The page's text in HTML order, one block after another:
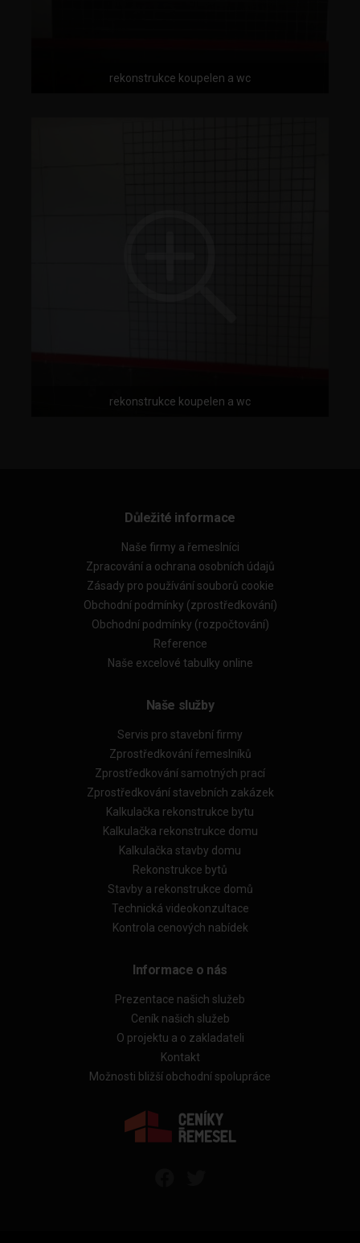
rekonstrukce koupelen a wc
rekonstrukce koupelen a wc
Důležité informace
Naše firmy a řemeslníci
Zpracování a ochrana osobních údajů
Zásady pro používání souborů cookie
Obchodní podmínky (zprostředkování)
Obchodní podmínky (rozpočtování)
Reference
Naše excelové tabulky online
Naše služby
Servis pro stavební firmy
Zprostředkování řemeslníků
Zprostředkování samotných prací
Zprostředkování stavebních zakázek
Kalkulačka rekonstrukce bytu
Kalkulačka rekonstrukce domu
Kalkulačka stavby domu
Rekonstrukce bytů
Stavby a rekonstrukce domů
Technická videokonzultace
Kontrola cenových nabídek
Informace o nás
Prezentace našich služeb
Ceník našich služeb
O projektu a o zakladateli
Kontakt
Možnosti bližší obchodní spolupráce